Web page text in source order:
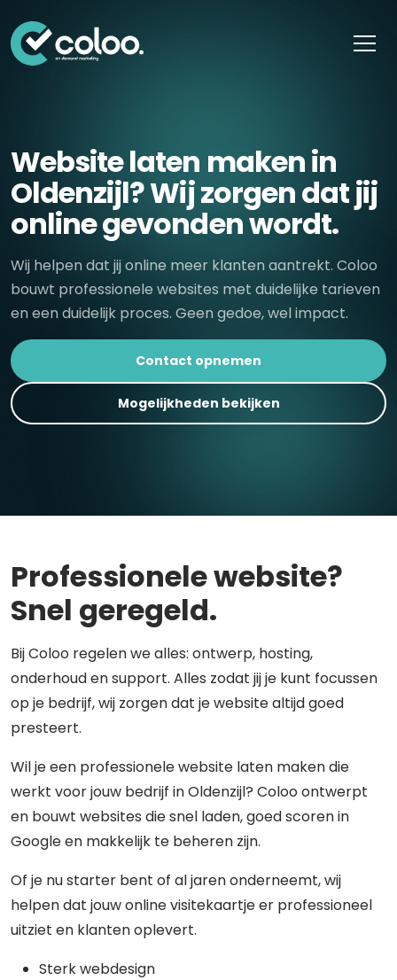
Website laten maken in
Oldenzijl? Wij zorgen dat jij
online gevonden wordt.
Wij helpen dat jij online meer klanten aantrekt. Coloo
bouwt professionele websites met duidelijke tarieven
en een duidelijk proces. Geen gedoe, wel impact.
Contact opnemen
Mogelijkheden bekijken
Professionele website?
Snel geregeld.
Bij Coloo regelen we alles: ontwerp, hosting,
onderhoud en support. Alles zodat jij je kunt focussen
op je bedrijf, wij zorgen dat je website altijd goed
presteert.
Wil je een professionele website laten maken die
werkt voor jouw bedrijf in Oldenzijl? Coloo ontwerpt
en bouwt websites die snel laden, goed scoren in
Google en makkelijk te beheren zijn.
Of je nu starter bent of al jaren onderneemt, wij
helpen dat jouw online visitekaartje er professioneel
uitziet en klanten oplevert.
Sterk webdesign